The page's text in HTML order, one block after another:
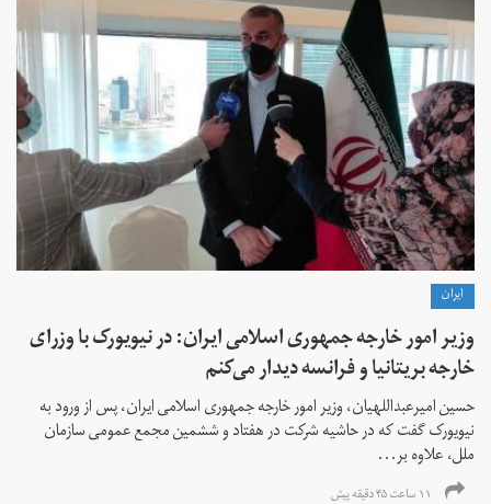
ايران
وزیر امور خارجه جمهوری اسلامی ایران: در نیویورک با وزرای
خارجه بریتانیا و فرانسه دیدار می‌کنم
حسین امیرعبداللهیان، وزیر امور خارجه جمهوری اسلامی ایران، پس از ورود به
نیویورک گفت که در حاشیه شرکت در هفتاد و ششمین مجمع عمومی سازمان
ملل، علاوه بر...
۱۱ ساعت ۴۵ دقیقه پیش